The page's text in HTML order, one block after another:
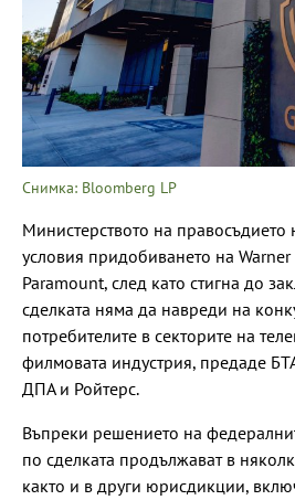
Снимка: Bloomberg LP
Министерството на
условия придобиването на Warner
Paramount, след като стигна до
сделката няма да навреди на
потребителите в секторите на
филмовата индустрия, предаде
ДПА и Ройтерс.
Въпреки решението на
по сделката продължават в
както и в други юрисдикции,